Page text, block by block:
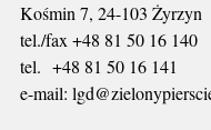
Kośmin 7, 24-103 Żyrzyn
tel./fax +48 81 50 16 140
tel. +48 81 50 16 141
​e-mail: